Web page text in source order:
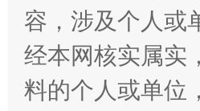
“蜀中异人”王建安的艺术
容，涉及个人或
经本网核实属实
料的个人或单位